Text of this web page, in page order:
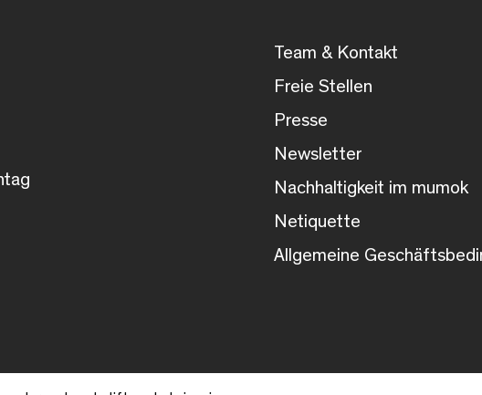
Team & Kontakt
Freie Stellen
Presse
Newsletter
Nachhaltigkeit im mumok
Netiquette
Allgemeine